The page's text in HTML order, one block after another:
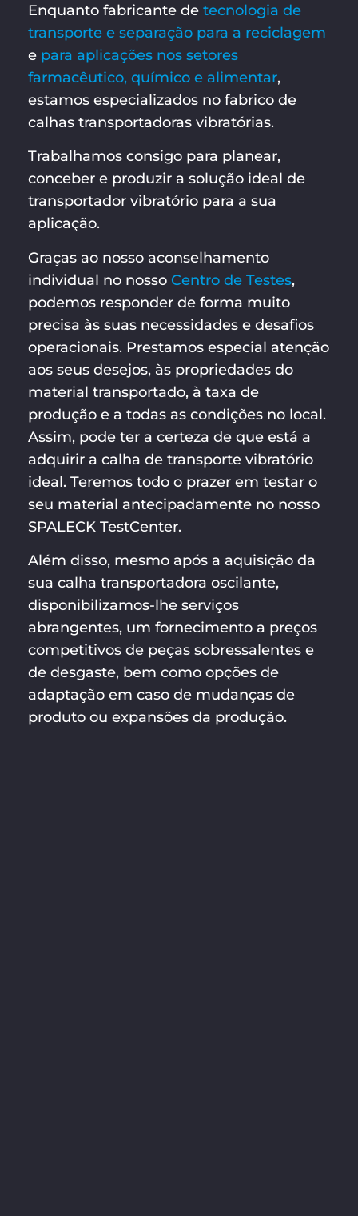
Enquanto fabricante de tecnologia de
transporte e separação para a reciclagem
epara aplicações nos setores
farmacêutico, químico e alimentar,
estamos especializados no fabrico de
calhas transportadoras vibratórias.
Trabalhamos consigo para planear,
conceber e produzir a solução ideal de
transportador vibratório para a sua
aplicação.
Graças ao nosso aconselhamento
individual no nosso Centro de Testes,
podemos responder de forma muito
precisa às suas necessidades e desafios
operacionais. Prestamos especial atenção
aos seus desejos, às propriedades do
material transportado, à taxa de
produção e a todas as condições no local.
Assim, pode ter a certeza de que está a
adquirir a calha de transporte vibratório
ideal. Teremos todo o prazer em testar o
seu material antecipadamente no nosso
SPALECK TestCenter.
Além disso, mesmo após a aquisição da
sua calha transportadora oscilante,
disponibilizamos-lhe serviços
abrangentes, um fornecimento a preços
competitivos de peças sobressalentes e
de desgaste, bem como opções de
adaptação em caso de mudanças de
produto ou expansões da produção.